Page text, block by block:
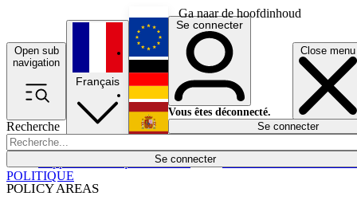
Ga naar de hoofdinhoud
Open sub
navigation
Close menu
Recherche
Se connecter
POLICY AREAS
Économie
Français
English
Deutsch
Español
Se connecter
Vous êtes déconnecté.
Se connecter
POLITIQUE